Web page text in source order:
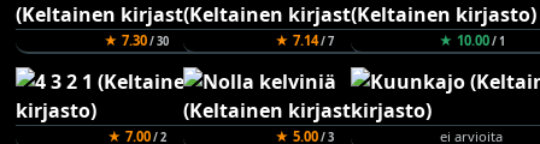
★ 7.30/ 30 ★ 7.14/ 7 ★ 10.00/ 1
★ 7.00/ 2 ★ 5.00/ 3 ei arvioita